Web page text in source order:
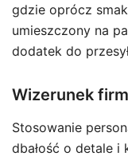
gdzie oprócz
umieszczony na
dodatek do
Wizerunek
Stosowanie
dbałość o detale